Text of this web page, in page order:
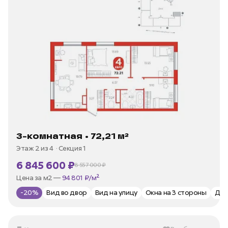
3-комнатная • 72,21 м²
Этаж 2 из 4 Секция 1
6 845 600 ₽8 557 000 ₽
В ипотеку —от 32 834 ₽/мес
Цена за м2 —94 801 ₽/м²
-20%
Вид во двор Вид на улицу Окна на 3 стороны